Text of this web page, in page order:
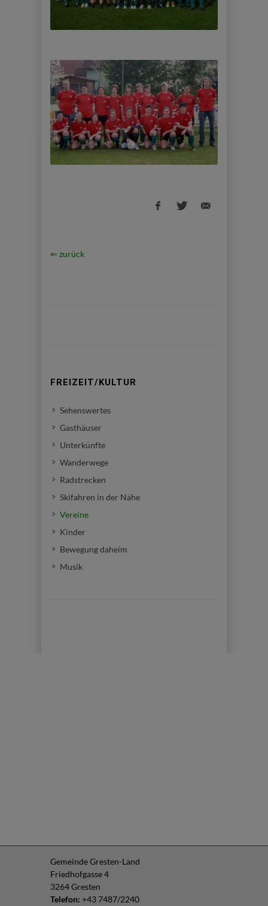
⇐ zurück
FREIZEIT/KULTUR
Sehenswertes
Gasthäuser
Unterkünfte
Wanderwege
Radstrecken
Skifahren in der Nähe
Vereine
Kinder
Bewegung daheim
Musik
Gemeinde Gresten-Land
Friedhofgasse 4
3264 Gresten
Telefon: +43 7487/2240